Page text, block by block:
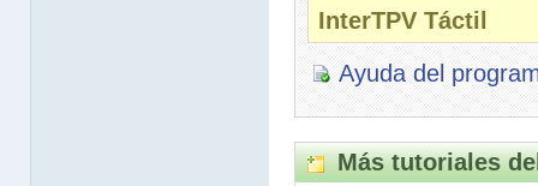
InterTPV Táctil
Ayuda del
Más tutoriales